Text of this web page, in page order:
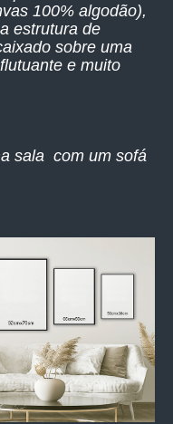
100% algodão),
estrutura de
sobre uma
e muito
sala com um sofá